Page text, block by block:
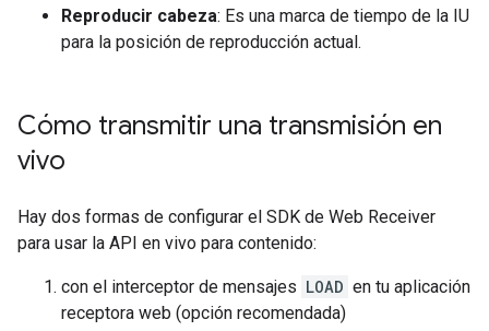
Reproducir cabeza: Es una marca de tiempo de la IU
para la posición de reproducción actual.
Cómo transmitir una transmisión en
vivo
Hay dos formas de configurar el SDK de Web Receiver
para usar la API en vivo para contenido:
con el interceptor de mensajes LOAD en tu aplicación
receptora web (opción recomendada)